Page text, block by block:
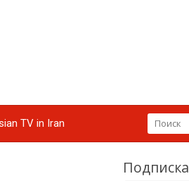
TV in Iran
Подписка